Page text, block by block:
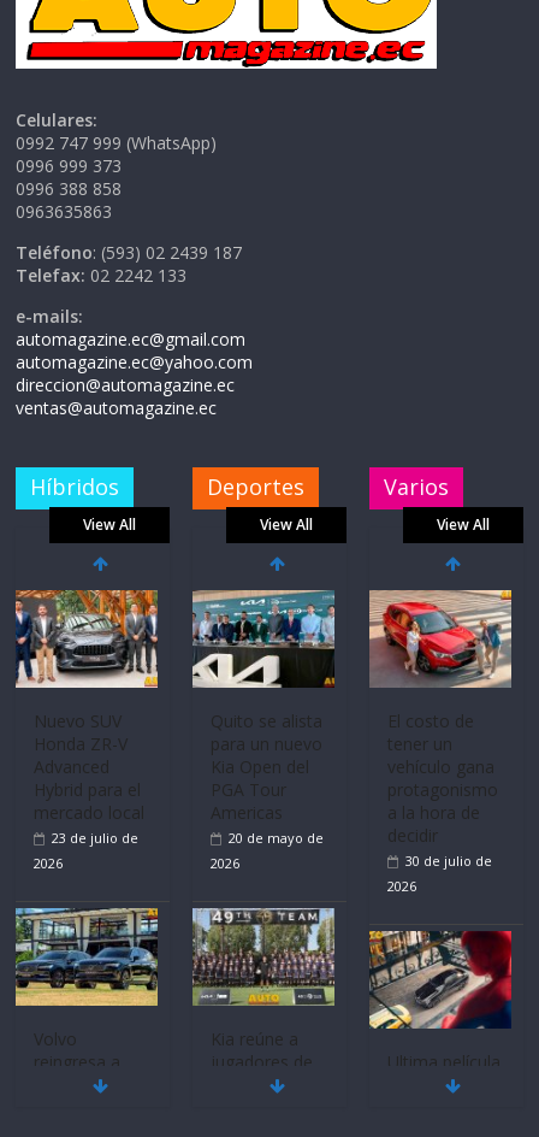
Celulares:
0992 747 999 (WhatsApp)
0996 999 373
0996 388 858
0963635863
Teléfono: (593) 02 2439 187
Telefax: 02 2242 133
e-mails:
automagazine.ec@gmail.com
automagazine.ec@yahoo.com
direccion@automagazine.ec
ventas@automagazine.ec
Híbridos
View All
Nuevo SUV
Honda ZR-V
Advanced
Hybrid para el
mercado local
23 de julio de
2026
Volvo
reingresa a
Ecuador de la
Deportes
View All
Quito se alista
para un nuevo
Kia Open del
PGA Tour
Americas
20 de mayo de
2026
Kia reúne a
jugadores de
fútbol de todo
Varios
View All
El costo de
tener un
vehículo gana
protagonismo
a la hora de
decidir
30 de julio de
2026
Ultima película
‘Spider‑Man: